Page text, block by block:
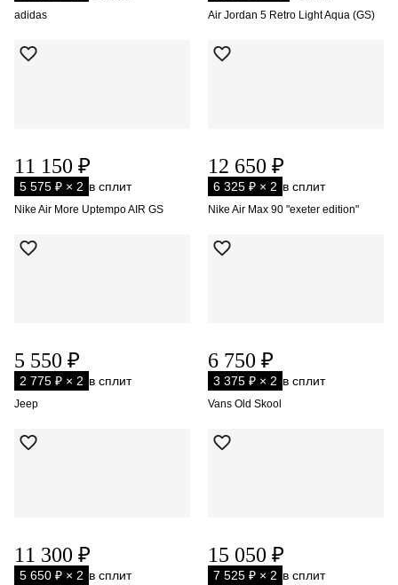
adidas Air Jordan 5 Retro Light Aqua (GS)
11 150 ₽
5 575 ₽ × 2 в сплит
Nike Air More Uptempo AIR GS
12 650 ₽
6 325 ₽ × 2 в сплит
Nike Air Max 90 "exeter edition"
5 550 ₽
2 775 ₽ × 2 в сплит
Jeep
6 750 ₽
3 375 ₽ × 2 в сплит
Vans Old Skool
11 300 ₽
5 650 ₽ × 2 в сплит
15 050 ₽
7 525 ₽ × 2 в сплит